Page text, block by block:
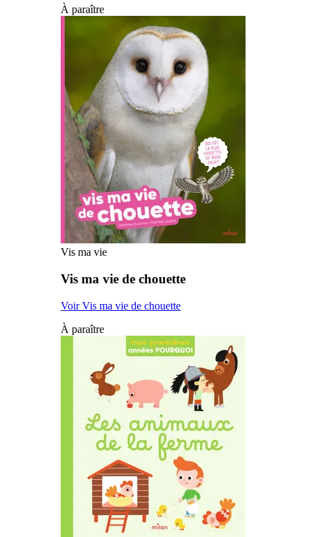
À paraître
Vis ma vie
Vis ma vie de chouette
Voir Vis ma vie de chouette
À paraître